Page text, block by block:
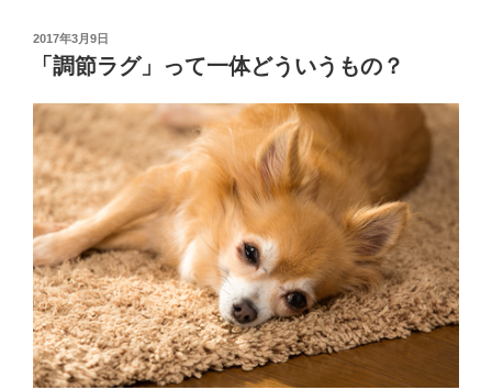
え
る
じ
ゃ
な
く
て、
ゆ
る
ま
せ
る
に
投
稿
2017年3月9日
「調節ラグ」って一体どういうもの？